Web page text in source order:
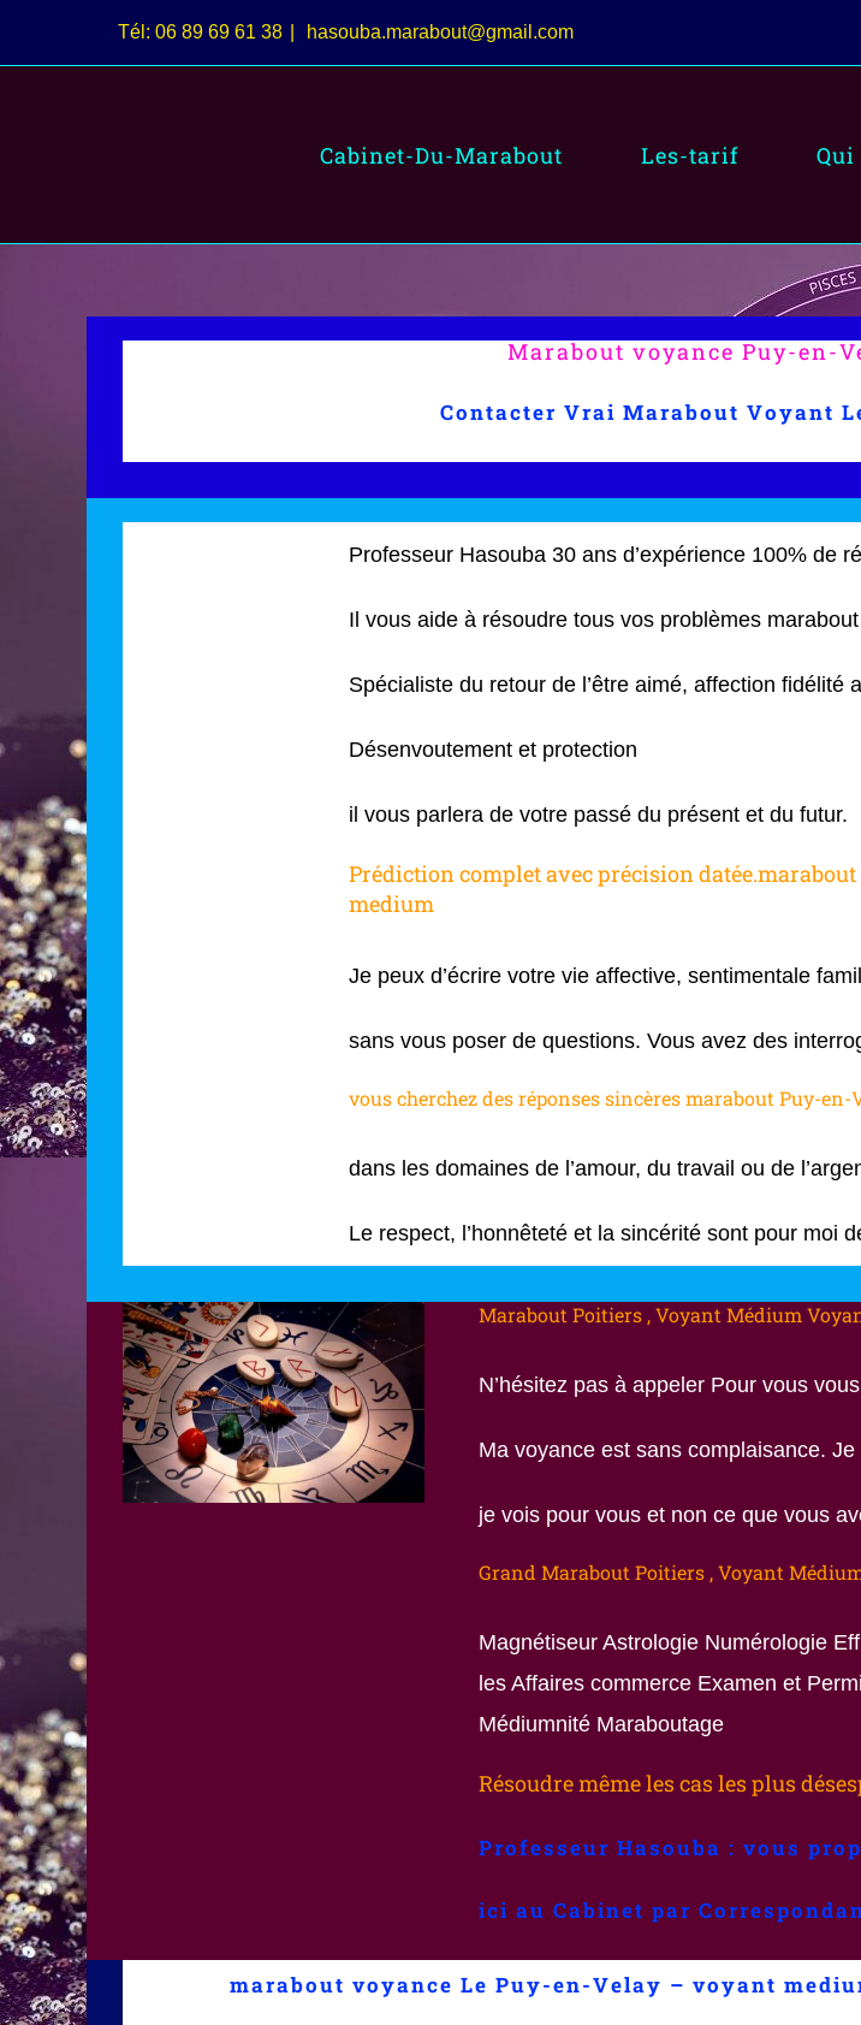
au
Tél: 06 89 69 61 38 hasouba.marabout@gmail.com
Cabinet-Du-Marabout Les-tarif Qui
Marabout voyance Puy-en-
Contacter Vrai Marabout Voyant
Professeur Hasouba 30 ans d’expérience 100% de
Il vous aide à résoudre tous vos problèmes
Spécialiste du retour de l’être aimé, affection fidélité
Désenvoutement et protection
il vous parlera de votre passé du présent et du futur.
Prédiction complet avec précision
medium
Je peux d’écrire votre vie affective, sentimentale
sans vous poser de questions. Vous avez des
vous cherchez des réponses sincères marabout Puy-en-
dans les domaines de l’amour, du travail ou de
Le respect, l’honnêteté et la sincérité sont pour moi
Marabout Poitiers , Voyant Médium
N’hésitez pas à appeler Pour vous
Ma voyance est sans complaisance.
je vois pour vous et non ce que vous
Grand Marabout Poitiers , Voyant
Magnétiseur Astrologie Numérologie
les Affaires commerce Examen et
Médiumnité Maraboutage
Résoudre même les cas les plus
Professeur Hasouba : vous
ici au Cabinet par
marabout voyance Le Puy-en-Velay – voyant